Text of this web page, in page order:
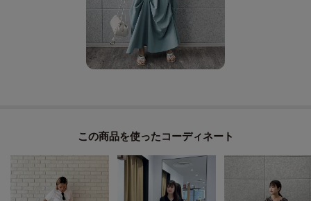
＊＊＊＊＊＊＊＊＊＊＊＊＊＊＊＊＊＊＊＊＊＊＊＊＊＊＊＊＊
気になるアイテムは【お気に入り登録】がおすすめ！
気になるアイテムのページにある「ハートマーク」をクリックして簡単に追
＊＊＊＊＊＊＊＊＊＊＊＊＊＊＊＊＊＊＊＊＊＊＊＊＊＊＊＊＊
※照明の関係により、実際よりも色味が違って見える場合があります。ま
この商品を使った